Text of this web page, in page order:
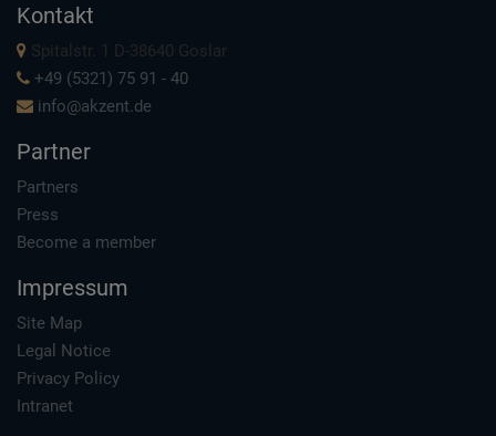
Kontakt
Spitalstr. 1 D-38640 Goslar
+49 (5321) 75 91 - 40
info@akzent.de
Partner
Partners
Press
Become a member
Impressum
Site Map
Legal Notice
Privacy Policy
Intranet